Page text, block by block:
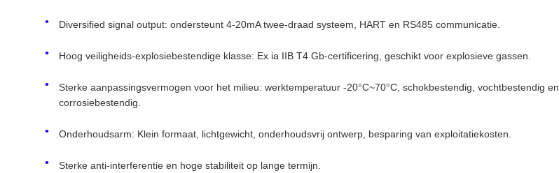
Diversified signal output: ondersteunt 4-20mA twee-draad systeem, HART en RS485 communicatie.
Hoog veiligheids-explosiebestendige klasse: Ex ia IIB T4 Gb-certificering, geschikt voor explosieve gassen.
Sterke aanpassingsvermogen voor het milieu: werktemperatuur -20°C~70°C, schokbestendig, vochtbestendig en
corrosiebestendig.
Onderhoudsarm: Klein formaat, lichtgewicht, onderhoudsvrij ontwerp, besparing van exploitatiekosten.
Sterke anti-interferentie en hoge stabiliteit op lange termijn.